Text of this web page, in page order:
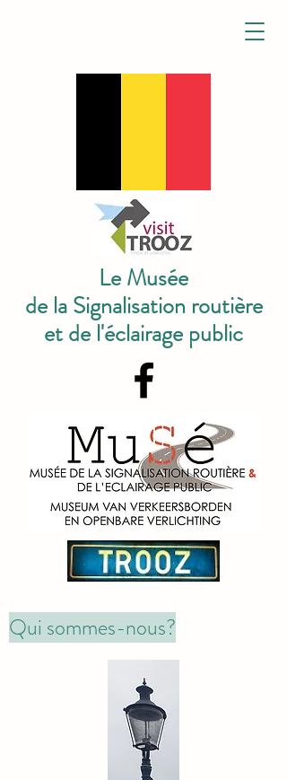
Le Musée
de la Signalisation routière
et de l'éclairage public
Qui sommes-nous?